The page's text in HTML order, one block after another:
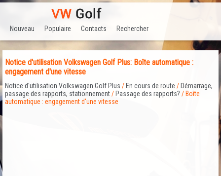
Nouveau Populaire Contacts Rechercher
Notice d'utilisation Volkswagen Golf Plus: Boîte automatique :
engagement d'une vitesse
Notice d'utilisation Volkswagen Golf Plus / En cours de route / Démarrage,
passage des rapports, stationnement/ Passage des rapports? / Boîte
automatique : engagement d'une vitesse